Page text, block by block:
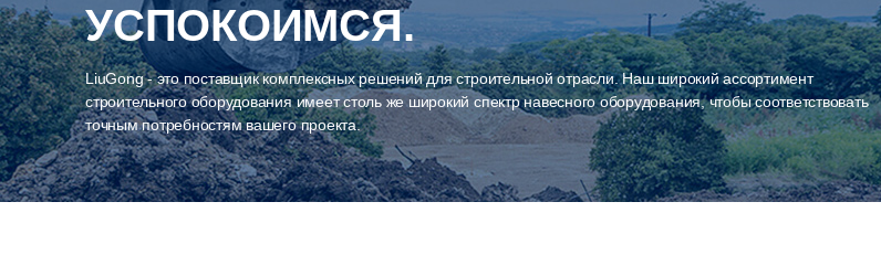
УСПОКОИМСЯ.
LiuGong - это поставщик комплексных решений для строительной отрасли. Наш широкий ассортимент
строительного оборудования имеет столь же широкий спектр навесного оборудования, чтобы соответствовать
точным потребностям вашего проекта.